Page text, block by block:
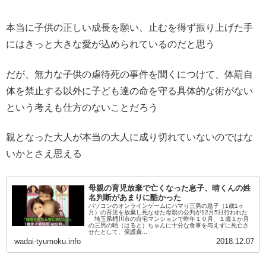
本当に子供の正しい成長を願い、止むを得ず振り上げた手
にはきっと大きな愛が込められているのだと思う
だが、無力な子供の虐待死の事件を聞くにつけて、体罰自
体を禁止する以外に子ども達の命を守る具体的な術がない
という考えも仕方のないことだろう
親となった大人が本当の大人に成り切れていないのではな
いかとさえ思える
母親の育児放棄で亡くなった息子、晴くんの姓
名判断があまりに酷かった
パソコンのオンラインゲームにハマり三男の息子（1歳1ヶ
月）の育児を放棄し死なせた母親の公判が12月5日行われた
埼玉県桶川市の自宅マンションで昨年１０月、１歳１か月
の三男の晴（はると）ちゃんに十分な食事を与えずに死亡さ
せたとして、保護責...
wadai-tyumoku.info 2018.12.07